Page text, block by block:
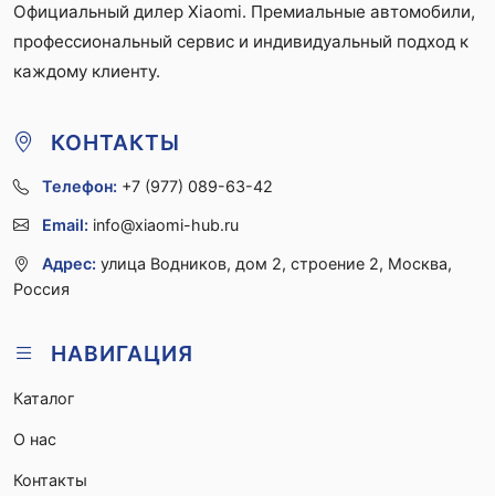
Официальный дилер Xiaomi. Премиальные автомобили,
профессиональный сервис и индивидуальный подход к
каждому клиенту.
КОНТАКТЫ
Телефон: +7 (977) 089-63-42
Email: info@xiaomi-hub.ru
Адрес: улица Водников, дом 2, строение 2, Москва,
Россия
НАВИГАЦИЯ
Каталог
О нас
Контакты